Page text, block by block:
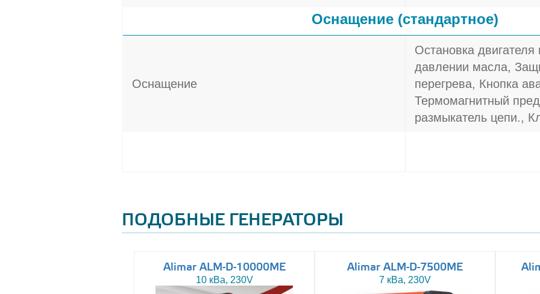
Оснащение (стандартное)
Оснащение
Остановка
давлении масла,
перегрева, Кнопка
Термомагнитный
размыкатель цепи.,
ПОДОБНЫЕ ГЕНЕРАТОРЫ
Alimar ALM-D-10000ME
10 кВа, 230V
Alimar ALM-D-7500ME
7 кВа, 230V